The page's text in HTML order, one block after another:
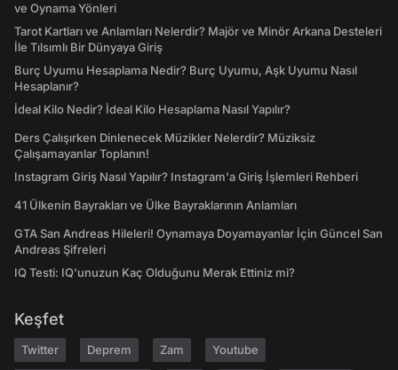
ve Oynama Yönleri
Tarot Kartları ve Anlamları Nelerdir? Majör ve Minör Arkana Desteleri
İle Tılsımlı Bir Dünyaya Giriş
Burç Uyumu Hesaplama Nedir? Burç Uyumu, Aşk Uyumu Nasıl
Hesaplanır?
İdeal Kilo Nedir? İdeal Kilo Hesaplama Nasıl Yapılır?
Ders Çalışırken Dinlenecek Müzikler Nelerdir? Müziksiz
Çalışamayanlar Toplanın!
Instagram Giriş Nasıl Yapılır? Instagram'a Giriş İşlemleri Rehberi
41 Ülkenin Bayrakları ve Ülke Bayraklarının Anlamları
GTA San Andreas Hileleri! Oynamaya Doyamayanlar İçin Güncel San
Andreas Şifreleri
IQ Testi: IQ'unuzun Kaç Olduğunu Merak Ettiniz mi?
Keşfet
Twitter Deprem Zam Youtube